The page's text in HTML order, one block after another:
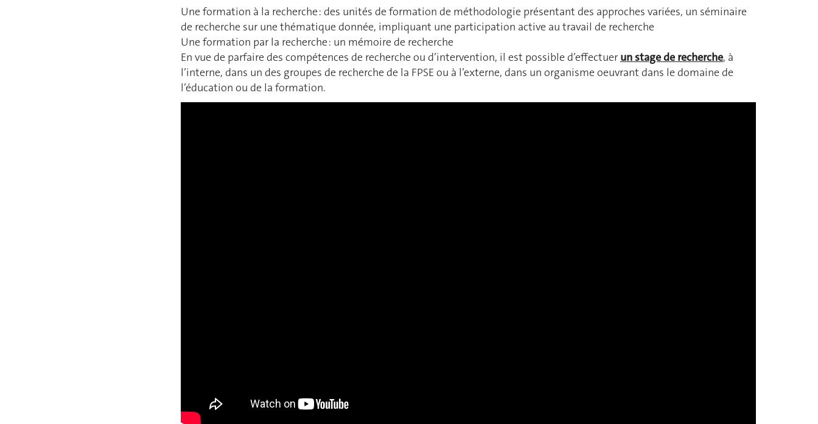
Une formation à la recherche : des unités de formation de méthodologie présentant des approches variées, un séminaire
de recherche sur une thématique donnée, impliquant une participation active au travail de recherche
Une formation par la recherche : un mémoire de recherche
En vue de parfaire des compétences de recherche ou d’intervention, il est possible d’effectuer un stage de recherche, à
l’interne, dans un des groupes de recherche de la FPSE ou à l’externe, dans un organisme oeuvrant dans le domaine de
l’éducation ou de la formation.